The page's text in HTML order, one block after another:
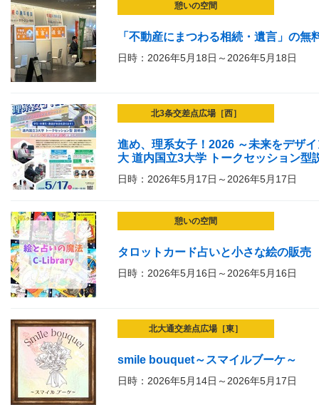
憩いの空間
「不動産にまつわる相続・遺言」の
日時：2026年5月18日～2026年5月18日
北3条交差点広場［西］
進め、理系女子！2026 ～未来をデザ
大 道内国立3大学 トークセッション型
日時：2026年5月17日～2026年5月17日
憩いの空間
タロットカード占いと小さな絵の販売
日時：2026年5月16日～2026年5月16日
北大通交差点広場［東］
smile bouquet～スマイルブーケ～
日時：2026年5月14日～2026年5月17日